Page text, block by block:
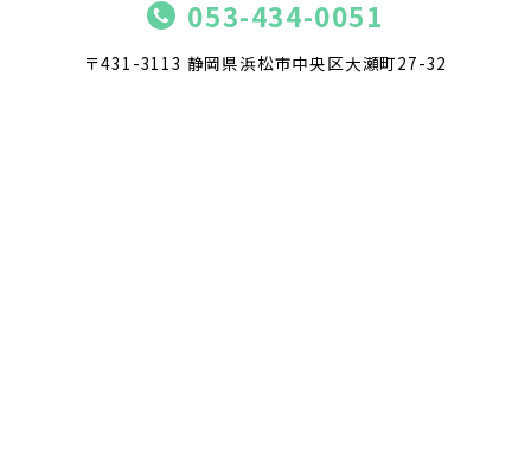
053-434-0051
〒431-3113 静岡県浜松市中央区大瀬町27-32